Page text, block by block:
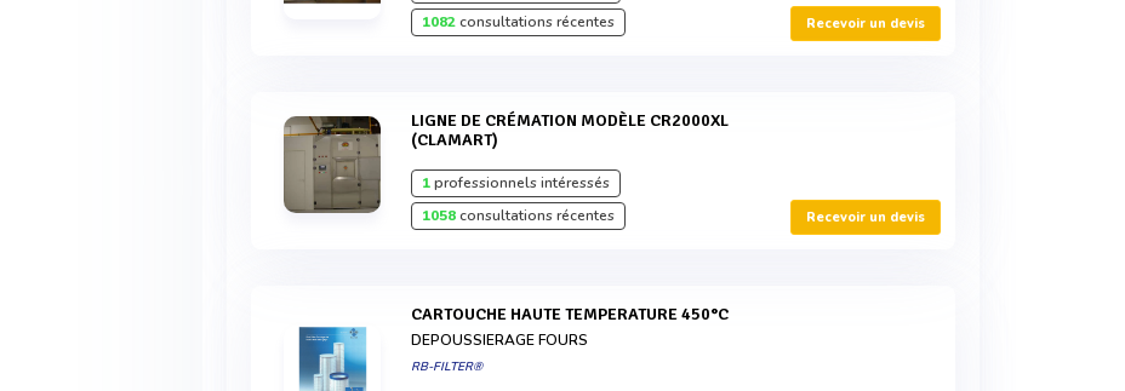
1082consultations récentes Recevoir un devis
LIGNE DE CRÉMATION MODÈLE CR2000XL
(CLAMART)
1professionnels intéressés
1058consultations récentes Recevoir un devis
CARTOUCHE HAUTE TEMPERATURE 450°C
DEPOUSSIERAGE FOURS
RB-FILTER®